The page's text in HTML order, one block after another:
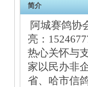
简介
阿城赛鸽
亮：
热心关怀与
家以民办非
省、哈市信